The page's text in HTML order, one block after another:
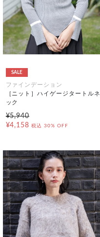
SALE
ファインデーション
［ニット］ハイゲージタートルネ
ック
¥5,940
¥4,158 税込 30% OFF